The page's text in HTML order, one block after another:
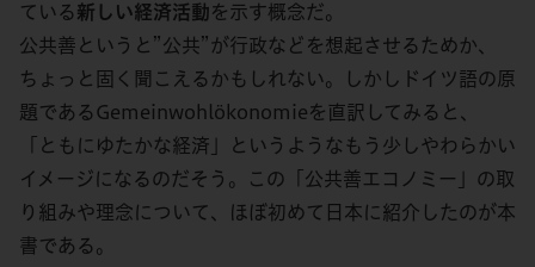
ている 新しい経済活動を示す概念だ。
公共善というと”公共”が行政などを想起させるためか、
ちょっと固く聞こえるかもしれない。しかしドイツ語の原
題であるGemeinwohlökonomieを直訳してみると、
「ともにゆたかな経済」というようなもう少しやわらかい
イメージになるのだそう。この「公共善エコノミー」の取
り組みや理念について、ほぼ初めて日本に紹介したのが本
書である。